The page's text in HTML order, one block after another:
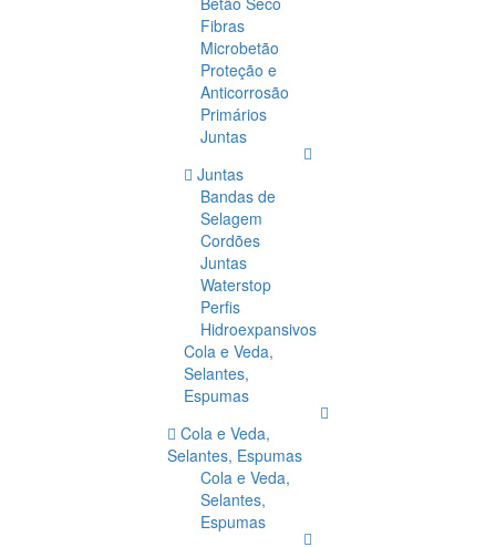
Fibras
Microbetão
Proteção e
Anticorrosão
Primários
Juntas
Juntas
Bandas de
Selagem
Cordões
Juntas
Waterstop
Perfis
Hidroexpansivos
Cola e Veda,
Selantes,
Espumas
Cola e Veda,
Selantes, Espumas
Cola e Veda,
Selantes,
Espumas